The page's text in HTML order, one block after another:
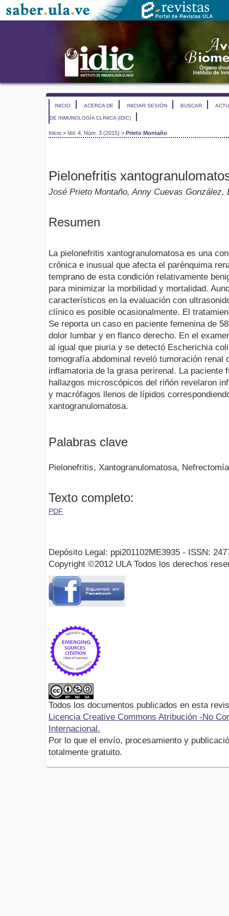
INICIO ACERCA DE INICIAR SESIÓN BUSCAR
DE INMUNOLOGÍA CLÍNICA (IDIC)
Inicio > Vol. 4, Núm. 3 (2015) > Prieto Montaño
Pielonefritis
José Prieto Montaño, Anny Cuevas González,
Resumen
La pielonefritis xantogranulomatosa es una
crónica e inusual que afecta el parénquima
temprano de esta condición relativamente
para minimizar la morbilidad y mortalidad.
característicos en la evaluación con
clínico es posible ocasionalmente. El
Se reporta un caso en paciente femenina de
dolor lumbar y en flanco derecho. En el
al igual que piuria y se detectó Escherichia
tomografía abdominal reveló tumoración renal
inflamatoria de la grasa perirenal. La paciente
hallazgos microscópicos del riñón revelaron
y macrófagos llenos de lípidos
xantogranulomatosa.
Palabras clave
Pielonefritis, Xantogranulomatosa, Nefrectomía
Texto completo:
PDF
Depósito Legal: ppi201102ME3935 - ISSN:
Copyright ©2012 ULA Todos los derechos
Todos los documentos publicados en esta
Licencia Creative Commons Atribución -No
Internacional.
Por lo que el envío, procesamiento y
totalmente gratuito.